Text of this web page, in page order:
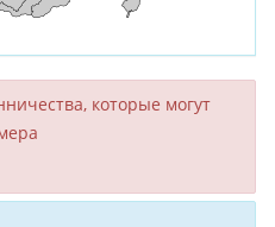
кото­рые могут